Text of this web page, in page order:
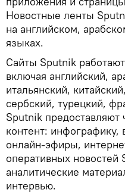
Новостные ленты
на английском,
языках.
Сайты Sputnik
включая английский,
итальянский,
сербский, турецкий,
Sputnik предоставляют
контент:
онлайн-эфиры,
оперативных новостей
аналитические
интервью.